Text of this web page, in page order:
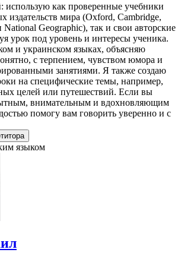
как проверенные учебники
издательств мира (Oxford, Cambridge,
National Geographic), так и свои авторские
урок под уровень и интересы ученика.
и украинском языках, объясняю
с терпением, чувством юмора и
занятиями. Я также создаю
на специфические темы, например,
целей или путешествий. Если вы
внимательным и вдохновляющим
помогу вам говорить уверенно и с